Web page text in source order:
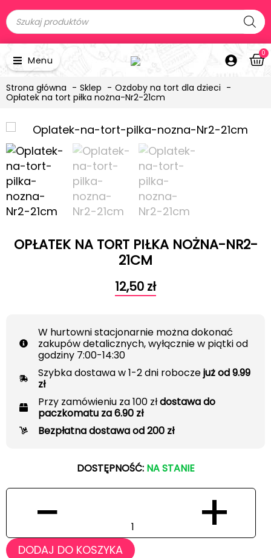
Menu
0
Strona główna Sklep
Ozdoby na tort dla dzieci
Opłatek na tort piłka nożna-Nr2-21cm
OPŁATEK NA TORT PIŁKA NOŻNA-NR2-
21CM
12,50 zł
W hurtowni stacjonarnie można dokonać
zakupów detalicznych, wyłącznie w piątki od
godziny 7:00-14:30
Szybka dostawa w 1-2 dni roboczejuż od 9.99
zł
Przy zamówieniu za 100 złdostawa do
paczkomatu za 6.90 zł
Bezpłatna dostawa od 200 zł
DOSTĘPNOŚĆ: NA STANIE
− +
DODAJ DO KOSZYKA